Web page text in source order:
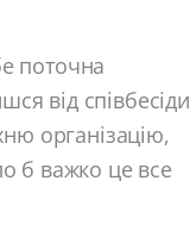
поточна
від співбесіди
організацію,
б важко це все